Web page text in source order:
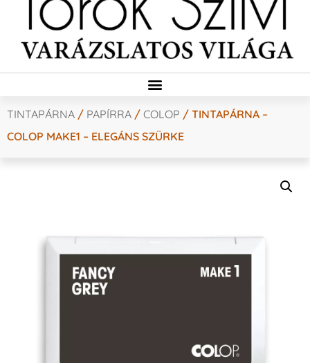
TINTAPÁRNA / PAPÍRRA / COLOP / TINTAPÁRNA –
COLOP MAKE1 – ELEGÁNS SZÜRKE